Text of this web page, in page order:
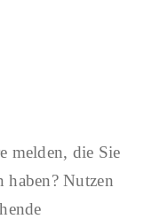
melden, die Sie
haben? Nutzen